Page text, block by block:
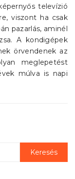
televízió
viszont ha csak
pazarlás, aminél
A kondigépek
örvendenek az
meglepetést
múlva is napi